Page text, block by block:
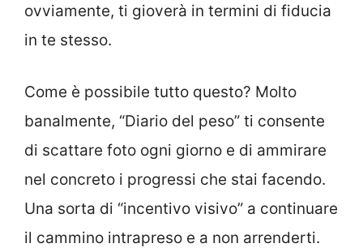
ovviamente, ti gioverà in termini di fiducia
in te stesso.
Come è possibile tutto questo? Molto
banalmente, “Diario del peso” ti consente
di scattare foto ogni giorno e di ammirare
nel concreto i progressi che stai facendo.
Una sorta di “incentivo visivo” a continuare
il cammino intrapreso e a non arrenderti.